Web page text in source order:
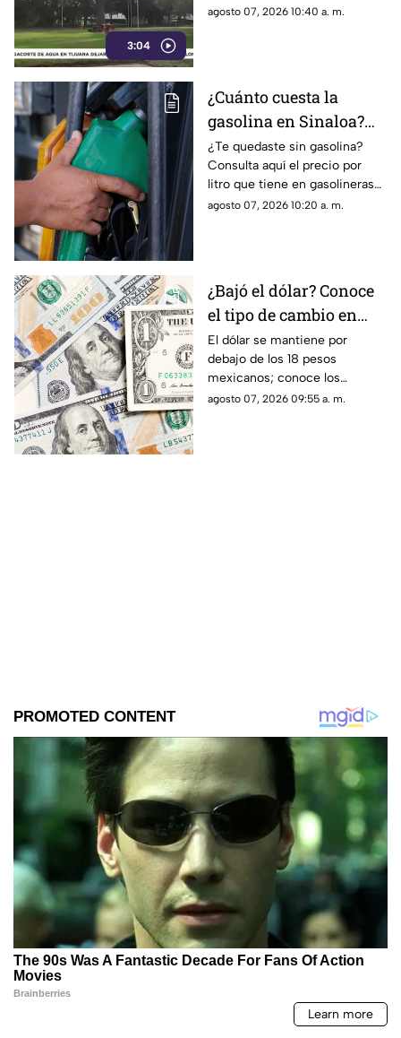
3:04
que desplazan especies
agosto 07, 2026 10:40 a. m.
¿Cuánto cuesta la
gasolina en Sinaloa?
Este es su precio hoy 7
de agosto de 2026
¿Te quedaste sin gasolina?
Consulta aquí el precio por
litro que tiene en gasolineras
de Sinaloa y en el país, hoy 7
agosto 07, 2026 10:20 a. m.
¿Bajó el dólar? Conoce
el tipo de cambio en
Sinaloa y en México
hoy 7 de agosto
El dólar se mantiene por
debajo de los 18 pesos
mexicanos; conoce los
detalles de su precio en
agosto 07, 2026 09:55 a. m.